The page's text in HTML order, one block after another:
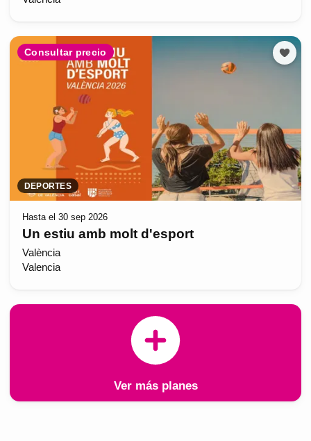
Consultar precio
DEPORTES
Hasta el 30 sep 2026
Un estiu amb molt d'esport
València
Valencia
Ver más planes